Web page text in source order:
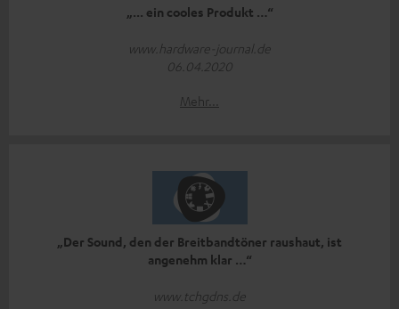
„... ein cooles Produkt …“
www.hardware-journal.de
06.04.2020
Mehr...
„Der Sound, den der Breitbandtöner raushaut, ist
angenehm klar …“
www.tchgdns.de